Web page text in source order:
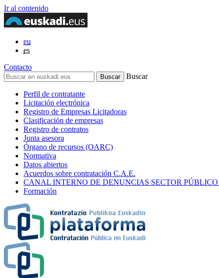
Ir al contenido
eu
es
Contacto
Buscar
Perfil de contratante
Licitación electrónica
Registro de Empresas Licitadoras
Clasificación de empresas
Registro de contratos
Junta asesora
Órgano de recursos (OARC)
Normativa
Datos abiertos
Acuerdos sobre contratación C.A.E.
CANAL INTERNO DE DENUNCIAS SECTOR
Formación